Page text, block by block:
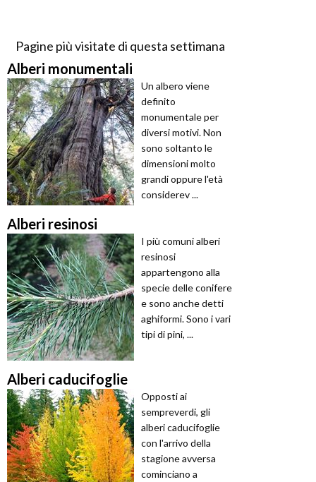
Pagine più visitate di questa settimana
Alberi monumentali
Un albero viene
definito
monumentale per
diversi motivi. Non
sono soltanto le
dimensioni molto
grandi oppure l'età
considerev ...
Alberi resinosi
I più comuni alberi
resinosi
appartengono alla
specie delle conifere
e sono anche detti
aghiformi. Sono i vari
tipi di pini, ...
Alberi caducifoglie
Opposti ai
sempreverdi, gli
alberi caducifoglie
con l'arrivo della
stagione avversa
cominciano a